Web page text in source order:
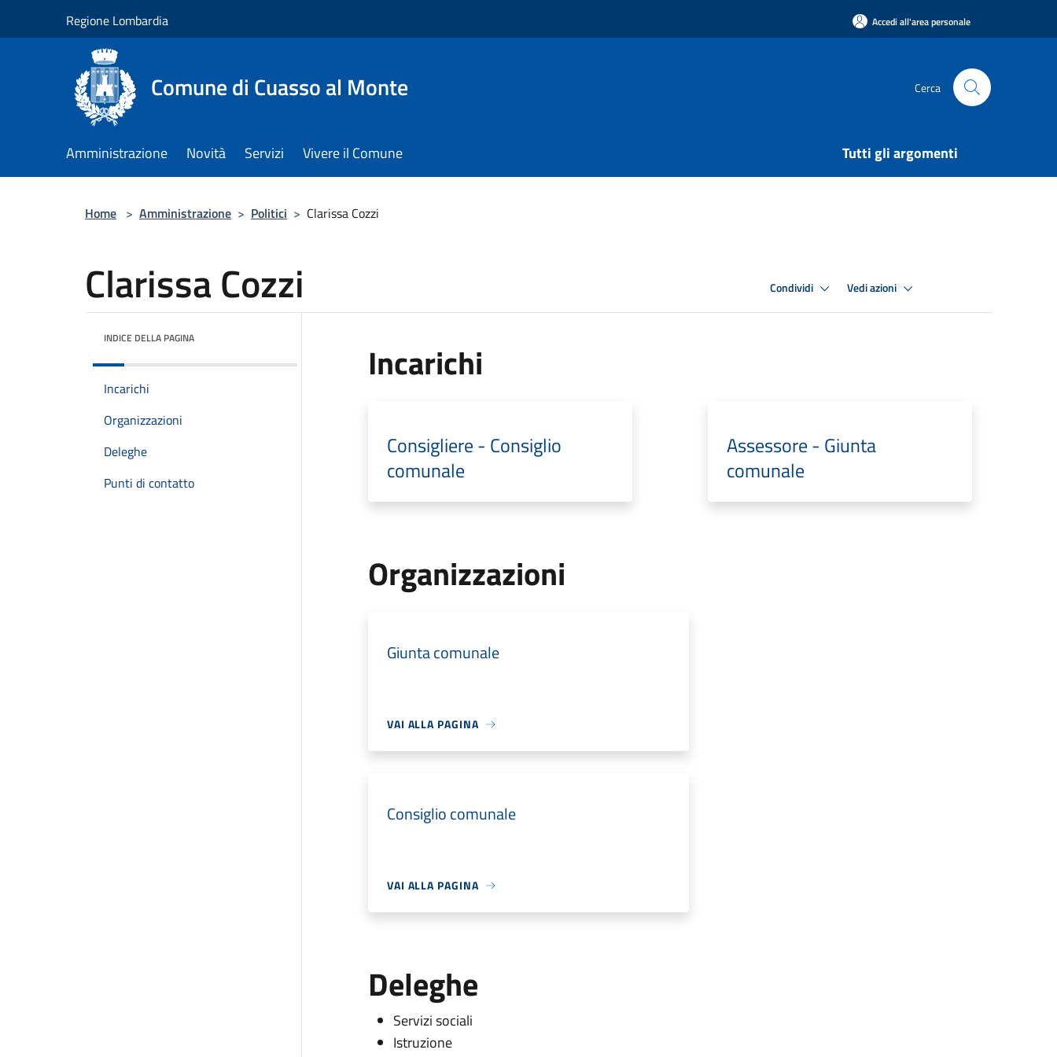
Regione Lombardia Accedi all'area personale
Comune di Cuasso al Monte Cerca
Amministrazione Novità Servizi Vivere il Comune Tutti gli argomenti
Home > Amministrazione > Politici > Clarissa Cozzi
Clarissa Cozzi Condividi Vedi azioni
INDICE DELLA PAGINA
Incarichi
Organizzazioni
Deleghe
Punti di contatto
Incarichi
Consigliere - Consiglio
comunale
Assessore - Giunta
comunale
Organizzazioni
Giunta comunale
VAI ALLA PAGINA
Consiglio comunale
VAI ALLA PAGINA
Deleghe
Servizi sociali
Istruzione